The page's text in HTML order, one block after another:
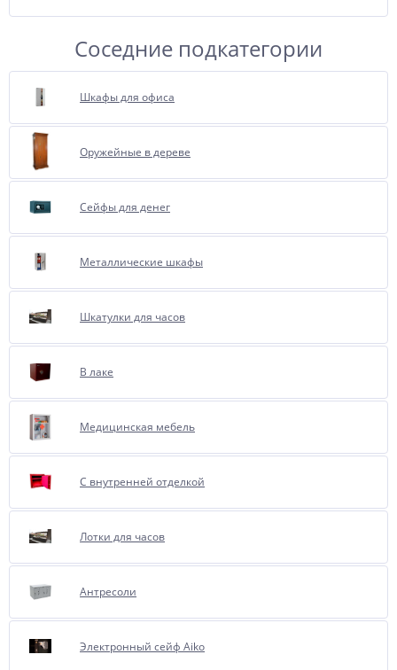
Соседние подкатегории
Шкафы для офиса
Оружейные в дереве
Сейфы для денег
Металлические шкафы
Шкатулки для часов
В лаке
Медицинская мебель
С внутренней отделкой
Лотки для часов
Антресоли
Электронный сейф Aiko